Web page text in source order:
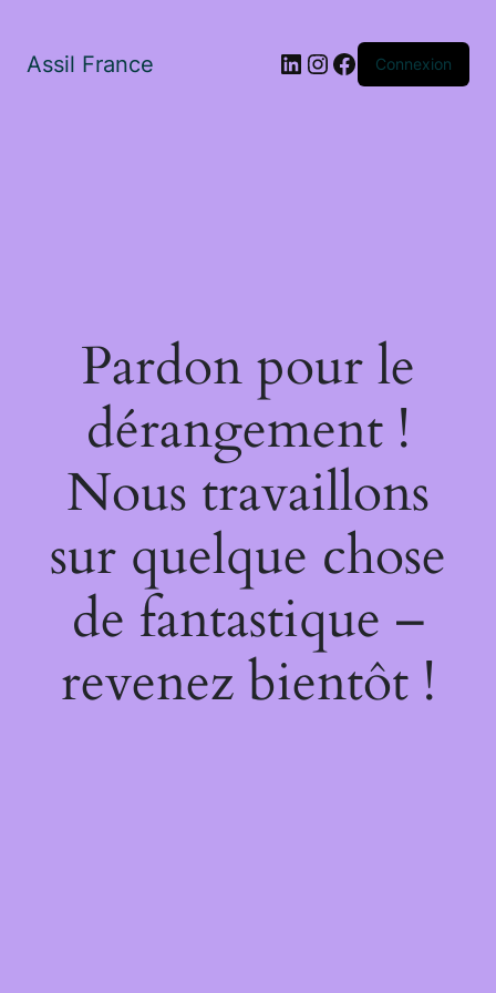
Assil France LinkedIn
Instagram
Facebook
Connexion
Pardon pour le
dérangement !
Nous travaillons
sur quelque chose
de fantastique –
revenez bientôt !